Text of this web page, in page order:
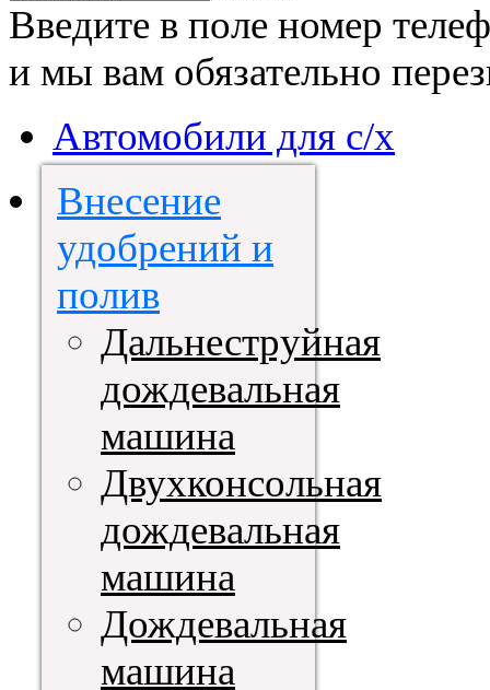
Введите в поле номер
и мы вам обязательно
Автомобили для с/х
Внесение
удобрений и
полив
Дальнеструйная
дождевальная
машина
Двухконсольная
дождевальная
машина
Дождевальная
машина